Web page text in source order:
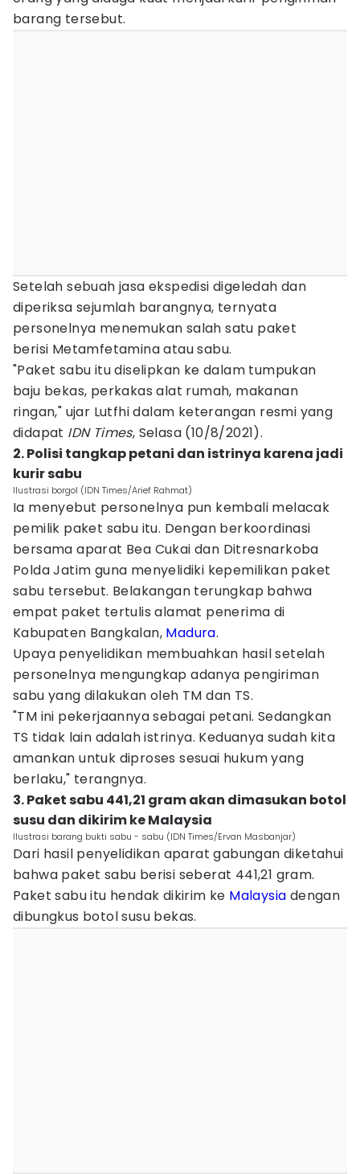
barang tersebut.
Setelah sebuah jasa ekspedisi digeledah dan
diperiksa sejumlah barangnya, ternyata
personelnya menemukan salah satu paket
berisi Metamfetamina atau sabu.
"Paket sabu itu diselipkan ke dalam tumpukan
baju bekas, perkakas alat rumah, makanan
ringan," ujar Lutfhi dalam keterangan resmi yang
didapat IDN Times, Selasa (10/8/2021).
2. Polisi tangkap petani dan istrinya karena jadi
kurir sabu
Ilustrasi borgol (IDN Times/Arief Rahmat)
Ia menyebut personelnya pun kembali melacak
pemilik paket sabu itu. Dengan berkoordinasi
bersama aparat Bea Cukai dan Ditresnarkoba
Polda Jatim guna menyelidiki kepemilikan paket
sabu tersebut. Belakangan terungkap bahwa
empat paket tertulis alamat penerima di
Kabupaten Bangkalan, Madura.
Upaya penyelidikan membuahkan hasil setelah
personelnya mengungkap adanya pengiriman
sabu yang dilakukan oleh TM dan TS.
"TM ini pekerjaannya sebagai petani. Sedangkan
TS tidak lain adalah istrinya. Keduanya sudah kita
amankan untuk diproses sesuai hukum yang
berlaku," terangnya.
3. Paket sabu 441,21 gram akan dimasukan botol
susu dan dikirim ke Malaysia
Ilustrasi barang bukti sabu - sabu (IDN Times/Ervan Masbanjar)
Dari hasil penyelidikan aparat gabungan diketahui
bahwa paket sabu berisi seberat 441,21 gram.
Paket sabu itu hendak dikirim ke Malaysia dengan
dibungkus botol susu bekas.